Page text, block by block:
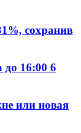
сохранив
до 16:00 6
или новая